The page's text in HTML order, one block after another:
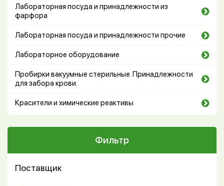
Лабораторная посуда и принадлежности из
фарфора
Лабораторная посуда и принадлежности прочие
Лабораторное оборудование
Пробирки вакуумные стерильные. Принадлежности
для забора крови.
Красители и химические реактивы
Фильтр
Поставщик